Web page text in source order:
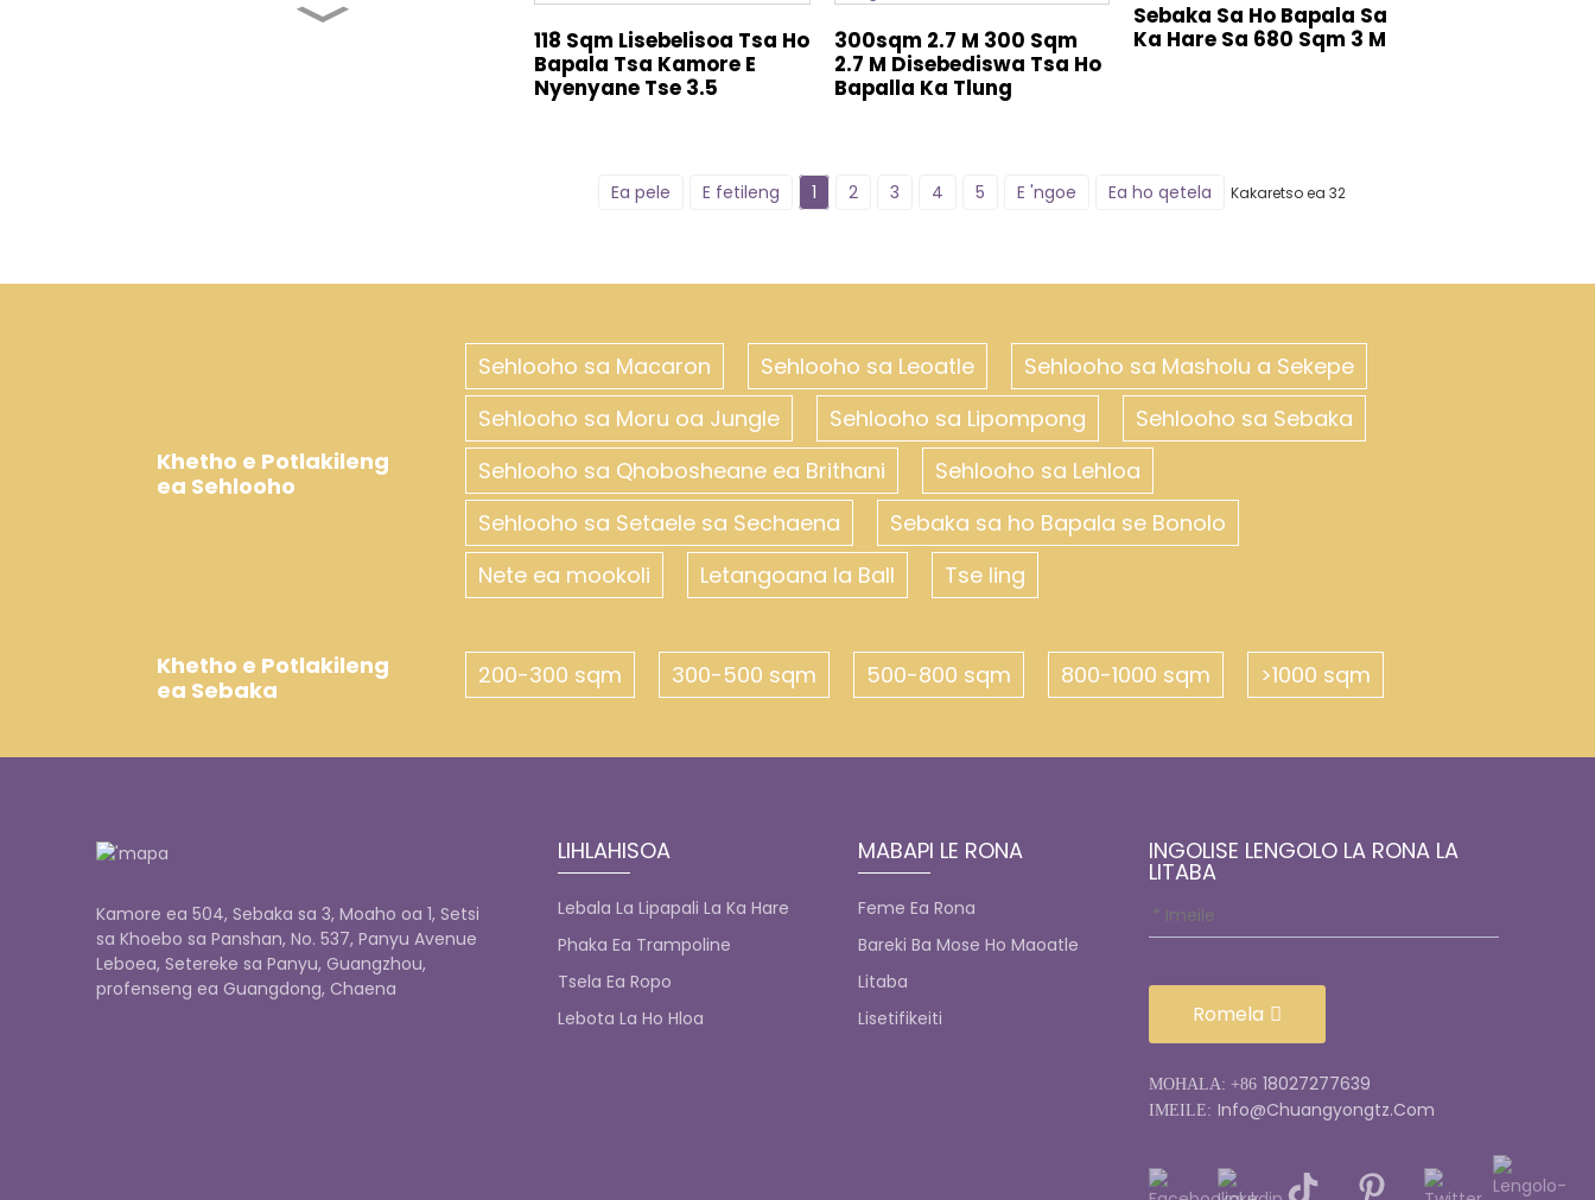
Lisebelisoa tsa lebala la
118 Sqm Lisebelisoa Tsa Ho
Bapala Tsa Kamore E
Nyenyane Tse 3.5
300sqm 2.7 M 300 Sqm
2.7 M Disebediswa Tsa Ho
Bapalla Ka Tlung
Sebaka Sa Ho Bapala Sa
Ka Hare Sa 680 Sqm 3 M
Ea pele E fetileng 1 2 3 4 5 E 'ngoe Ea ho qetela Kakaretso ea 32
Khetho e Potlakileng
ea Sehlooho
Sehlooho sa Macaron Sehlooho sa Leoatle
Sehlooho sa Masholu a Sekepe
Sehlooho sa Moru oa Jungle
Sehlooho sa Lipompong
Sehlooho sa Sebaka
Sehlooho sa Qhobosheane ea Brithani
Sehlooho sa Lehloa
Sehlooho sa Setaele sa Sechaena
Sebaka sa ho Bapala se Bonolo
Nete ​​ea mookoli
Letangoana la Ball Tse ling
Khetho e Potlakileng
ea Sebaka
200-300 sqm 300-500 sqm 500-800 sqm 800-1000 sqm >1000 sqm
Kamore ea 504, Sebaka sa 3, Moaho oa 1, Setsi
sa Khoebo sa Panshan, No. 537, Panyu Avenue
Leboea, Setereke sa Panyu, Guangzhou,
profenseng ea Guangdong, Chaena
LIHLAHISOA
Lebala La Lipapali La Ka Hare
Phaka Ea Trampoline
Tsela Ea Ropo
Lebota La Ho Hloa
MABAPI LE RONA
Feme Ea Rona
Bareki Ba Mose Ho Maoatle
Litaba
Lisetifikeiti
INGOLISE LENGOLO LA RONA LA
LITABA
Romela
MOHALA: +86 18027277639
IMEILE: Info@chuangyongtz.com